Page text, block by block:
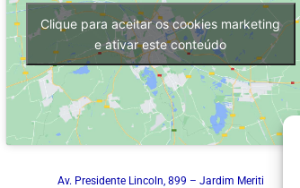
Clique para aceitar os cookies marketing
e ativar este conteúdo
Av. Presidente Lincoln, 899 – Jardim Meriti